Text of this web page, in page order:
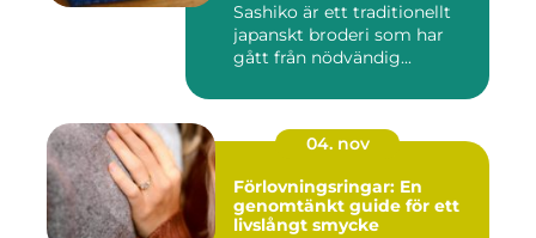
Sashiko är ett traditionellt
japanskt broderi som har
gått från nödvändig...
04. nov
Förlovningsringar: En
genomtänkt guide för ett
livslångt smycke